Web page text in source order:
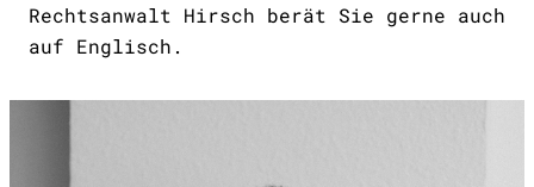
Rechtsanwalt Hirsch berät Sie gerne auch
auf Englisch.